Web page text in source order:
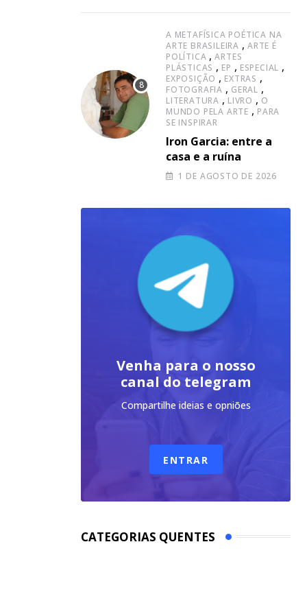
A METAFÍSICA POÉTICA NA
ARTE BRASILEIRA ,ARTE É
POLÍTICA ,ARTES
PLÁSTICAS , EP , ESPECIAL ,
EXPOSIÇÃO , EXTRAS ,
FOTOGRAFIA , GERAL ,
LITERATURA , LIVRO , O
MUNDO PELA ARTE , PARA
SE INSPIRAR
Iron Garcia: entre a
casa e a ruína
1 DE AGOSTO DE 2026
Venha para o nosso
canal do telegram
Compartilhe ideias e opniões
ENTRAR
CATEGORIAS QUENTES